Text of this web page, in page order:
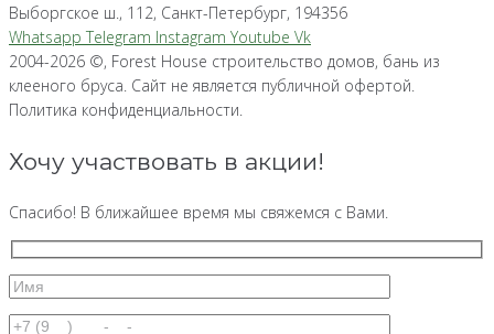
Выборгское ш., 112, Санкт-Петербург, 194356
Whatsapp Telegram Instagram Youtube Vk
2004-2026 ©, Forest House строительство домов, бань из
клееного бруса. Сайт не является публичной офертой.
Политика конфиденциальности.
Хочу участвовать в акции!
Спасибо! В ближайшее время мы свяжемся с Вами.